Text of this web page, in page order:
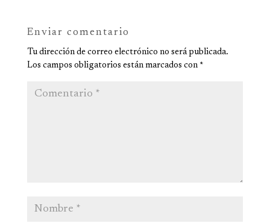
Enviar comentario
Tu dirección de correo electrónico no será publicada.
Los campos obligatorios están marcados con *